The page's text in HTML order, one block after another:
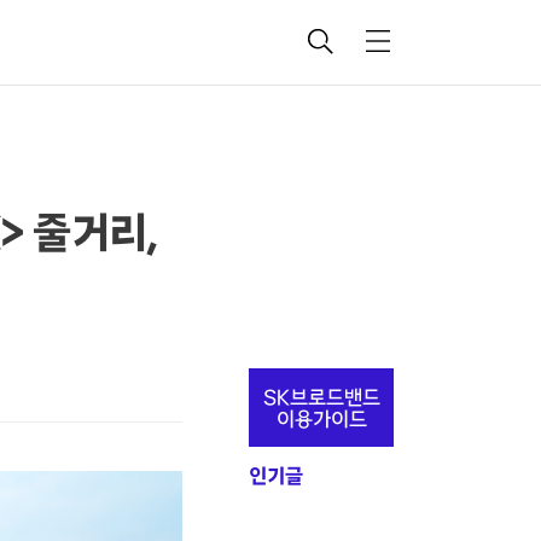
검
메
줄거리,
추
정
보
SK브로드밴드
이용가이드
인기글